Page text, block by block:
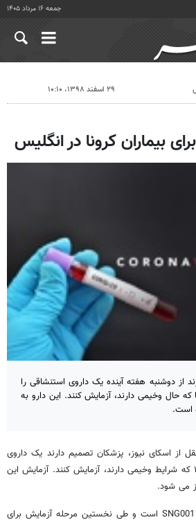
جمعه ۱۶ مرداد ۱۴۰۵
۲۹ اسفند ۱۳۹۸، ۱۰:۱۰
بیماران کرونا در انگلیس
از دوشنبه هفته آینده یک داروی استنشاقی را
که حال وخیمی دارند، آزمایش کنند. این دارو به
است.
از اسکای نیوز، پزشکان تصمیم دارند یک داروی
جدید را برای بیماران کووید ۱۹ که شرایط وخیمی دارند، آزمایش کنند. آزمایش این
می شود.
کد این داروی جدید آزمایشی SNG001 است و طی نخستین مرحله آزمایش برای